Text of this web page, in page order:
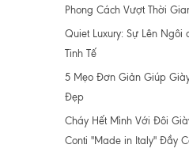
Phong Cách Vượt Thời
Quiet Luxury: Sự Lên Ngôi
Tinh Tế
5 Mẹo Đơn Giản Giúp
Đẹp
Cháy Hết Mình Với Đôi
Conti "Made in Italy" Đầy